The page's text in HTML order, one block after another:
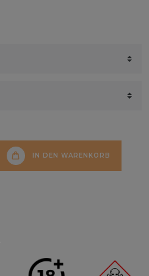
IN DEN WARENKORB